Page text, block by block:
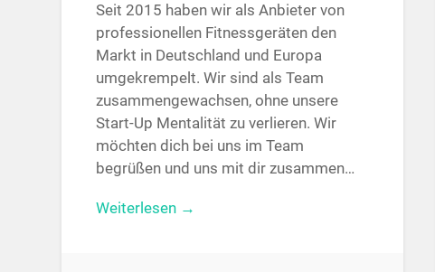
Seit 2015 haben wir als Anbieter von
professionellen Fitnessgeräten den
Markt in Deutschland und Europa
umgekrempelt. Wir sind als Team
zusammengewachsen, ohne unsere
Start-Up Mentalität zu verlieren. Wir
möchten dich bei uns im Team
begrüßen und uns mit dir zusammen…
Weiterlesen →